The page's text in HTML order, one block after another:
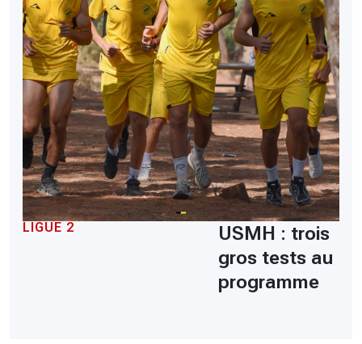
LIGUE 2
USMH : trois
gros tests au
programme